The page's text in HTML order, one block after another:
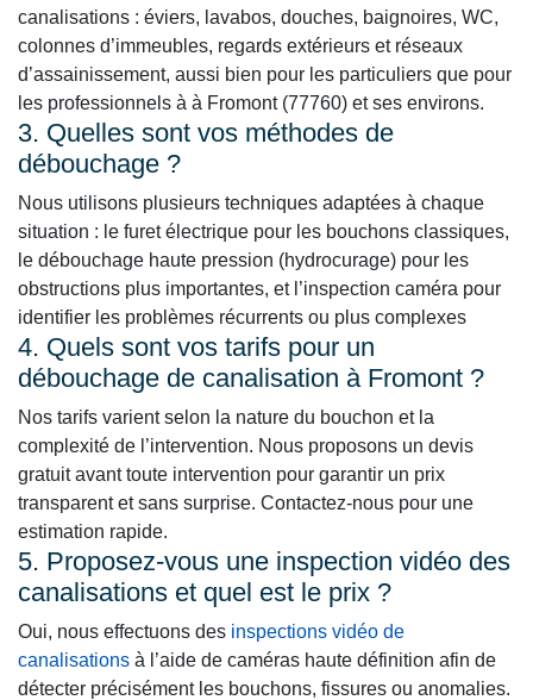
canalisations : éviers, lavabos, douches, baignoires, WC,
colonnes d’immeubles, regards extérieurs et réseaux
d’assainissement, aussi bien pour les particuliers que pour
les professionnels à à Fromont (77760) et ses environs.
3. Quelles sont vos méthodes de
débouchage ?
Nous utilisons plusieurs techniques adaptées à chaque
situation : le furet électrique pour les bouchons classiques,
le débouchage haute pression (hydrocurage) pour les
obstructions plus importantes, et l’inspection caméra pour
identifier les problèmes récurrents ou plus complexes
4. Quels sont vos tarifs pour un
débouchage de canalisation à Fromont ?
Nos tarifs varient selon la nature du bouchon et la
complexité de l’intervention. Nous proposons un devis
gratuit avant toute intervention pour garantir un prix
transparent et sans surprise. Contactez-nous pour une
estimation rapide.
5. Proposez-vous une inspection vidéo des
canalisations et quel est le prix ?
Oui, nous effectuons des inspections vidéo de
canalisations à l’aide de caméras haute définition afin de
détecter précisément les bouchons, fissures ou anomalies.